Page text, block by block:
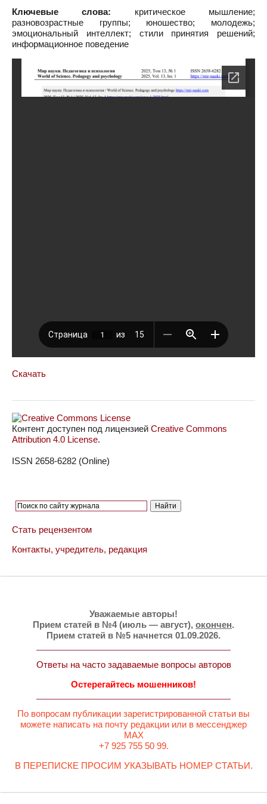
Ключевые слова: критическое мышление;
разновозрастные группы; юношество; молодежь;
эмоциональный интеллект; стили принятия решений;
информационное поведение
Скачать
Контент доступен под лицензией Creative Commons
Attribution 4.0 License.
ISSN 2658-6282 (Online)
Стать рецензентом
Контакты, учредитель, редакция
Уважаемые авторы!
Прием статей в №4 (июль — август), окончен.
Прием статей в №5 начнется 01.09.2026.
Ответы на часто задаваемые вопросы авторов
Остерегайтесь мошенников!
По вопросам публикации зарегистрированной статьи вы
можете написать на почту редакции или в мессенджер
MAX
+7 925 755 50 99.
В ПЕРЕПИСКЕ ПРОСИМ УКАЗЫВАТЬ НОМЕР СТАТЬИ.